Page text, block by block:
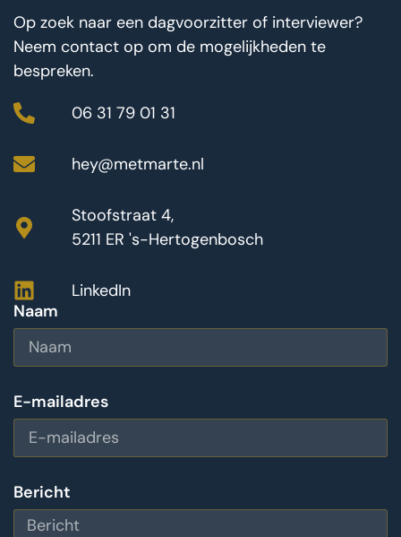
Op zoek naar een dagvoorzitter of interviewer?
Neem contact op om de mogelijkheden te
bespreken.
06 31 79 01 31
hey@metmarte.nl
Stoofstraat 4,
5211 ER 's-Hertogenbosch
LinkedIn
Naam
E-mailadres
Bericht